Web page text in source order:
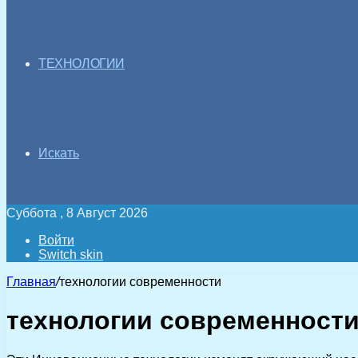
ТЕХНОЛОГИИ
Искать
Суббота , 8 Август 2026
Войти
Switch skin
Главная/технологии современности
технологии